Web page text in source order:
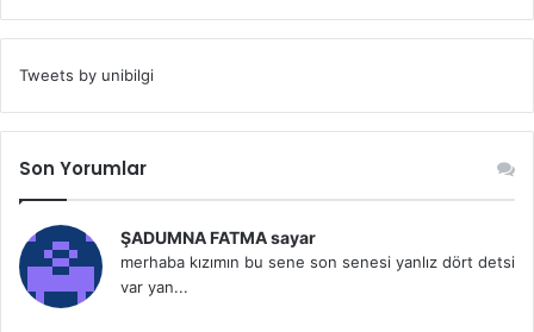
Tweets by unibilgi
Son Yorumlar
ŞADUMNA FATMA sayar
merhaba kızımın bu sene son senesi yanlız dört detsi
var yan...